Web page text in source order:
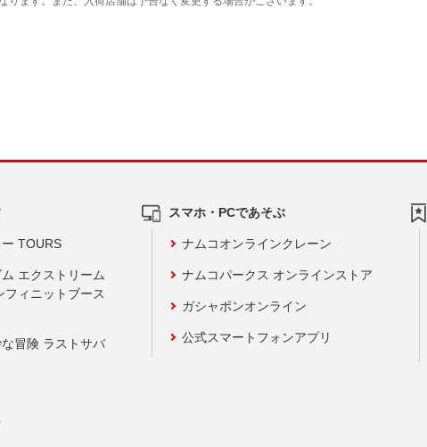
TOURS
エクストリーム
フィニットブース
冒険 ラストサバ
スマホ・PCであそぶ
ナムコオンラインクレーン
ナムコパークス オンラインストア
ガシャポンオンライン
公式スマートフォンアプリ